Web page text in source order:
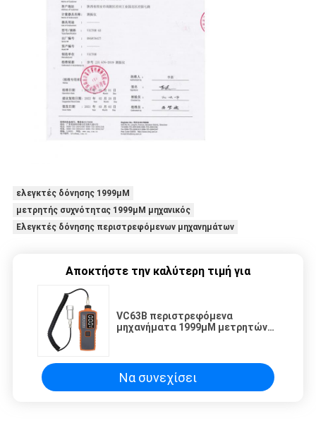
ελεγκτές δόνησης 1999μM
μετρητής συχνότητας 1999μM μηχανικός
Ελεγκτές δόνησης περιστρεφόμενων μηχανημάτων
Αποκτήστε την καλύτερη τιμή για
VC63B περιστρεφόμενα
μηχανήματα 1999μM μετρητών
Να συνεχίσει